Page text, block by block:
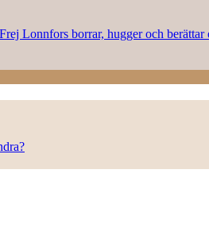
Lonnfors borrar, hugger och